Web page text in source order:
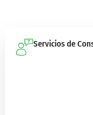
Servicios de